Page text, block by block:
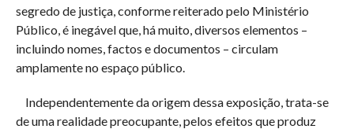
segredo de justiça, conforme reiterado pelo Ministério
Público, é inegável que, há muito, diversos elementos –
incluindo nomes, factos e documentos – circulam
amplamente no espaço público.
Independentemente da origem dessa exposição, trata-se
de uma realidade preocupante, pelos efeitos que produz